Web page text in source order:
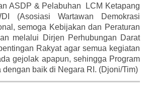
ASDP & Pelabuhan LCM Ketapang
(Asosiasi Wartawan Demokrasi
semoga Kebijakan dan Peraturan
melalui Dirjen Perhubungan Darat
Rakyat agar semua kegiatan
gejolak apapun, sehingga Program
baik di Negara RI. (Djoni/Tim)